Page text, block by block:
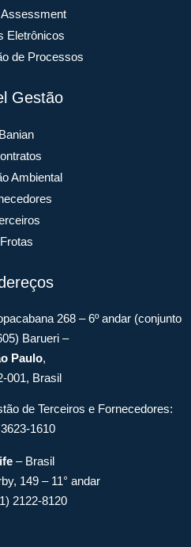
Assessment
Eletrônicos
de Processos
Gestão
Banian
Ambiental
Frotas
268 – 6º andar (conjunto
Barueri –
Paulo,
001, Brasil
de Terceiros e Fornecedores:
1610
– Brasil
149 – 11° andar
2122-8120